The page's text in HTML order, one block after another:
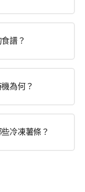
譜？
為何？
冷凍薯條？